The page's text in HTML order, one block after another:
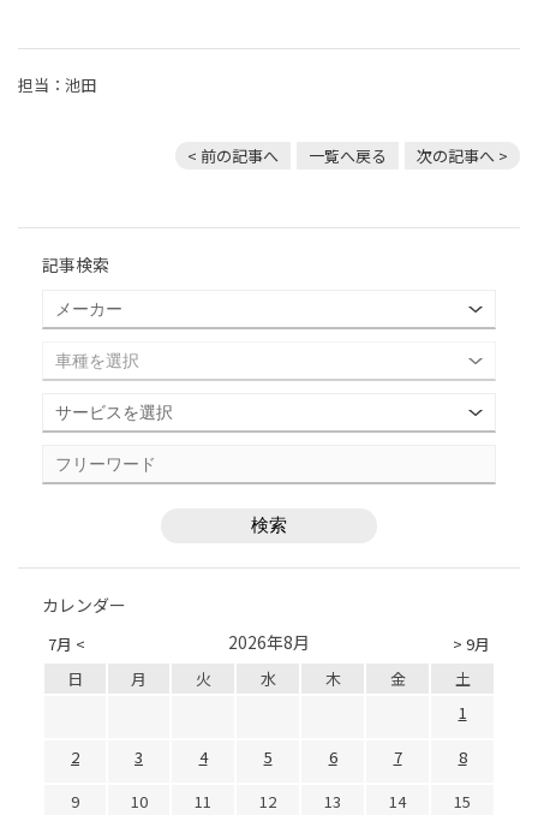
担当：池田
< 前の記事へ 一覧へ戻る 次の記事へ >
記事検索
カレンダー
7月 < > 9月
2026年8月
日 月 火 水 木 金
土
1
2
3 4 5 6 7
8
9
10 11 12 13 14
15